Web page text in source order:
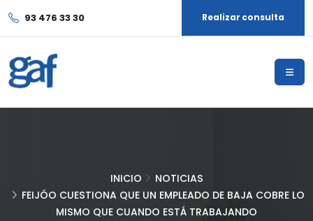
93 476 33 30 Realizar consulta
INICIO
NOTICIAS
FEIJÓO CUESTIONA QUE UN EMPLEADO DE BAJA COBRE LO
MISMO QUE CUANDO ESTÁ TRABAJANDO